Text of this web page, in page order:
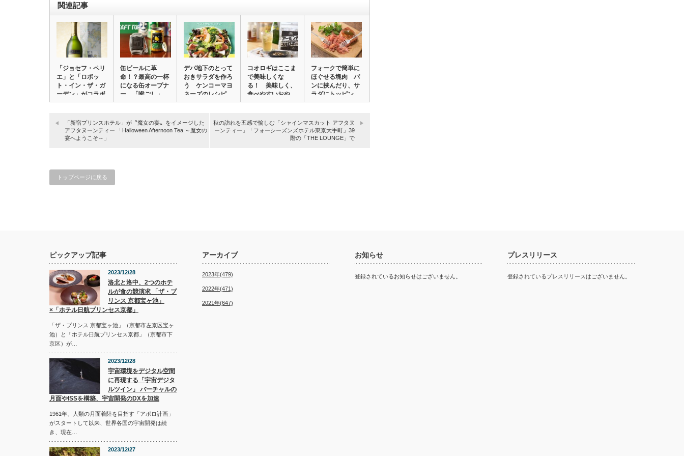
関連記事
「ジョセフ・ペリ
エ」と「ロボッ
ト・イン・ザ・ガ
ーデン」がコラボ
…
缶ビールに革
命！？最高の一杯
になる缶オープナ
ー 「喉ごし」
「香り…
デパ地下のとって
おきサラダを作ろ
う ケンコーマヨ
ネーズのレシピ
本…
コオロギはここま
で美味しくな
る！ 美味しく、
食べやすいおや
つ、「…
フォークで簡単に
ほぐせる塊肉 パ
ンに挟んだり、サ
ラダにトッピン
グ…
「新宿プリンスホテル」が〝魔女の宴〟をイメージした
アフタヌーンティー 「Halloween Afternoon Tea ～魔女の
宴へようこそ～」
秋の訪れを五感で愉しむ「シャインマスカット アフタヌ
ーンティー」「フォーシーズンズホテル東京大手町」39
階の「THE LOUNGE」で
トップページに戻る
ピックアップ記事
2023/12/28
洛北と洛中、2つのホテ
ルが食の競演求 「ザ・プ
リンス 京都宝ヶ池」
×「ホテル日航プリンセス京都」
「ザ・プリンス 京都宝ヶ池」（京都市左京区宝ヶ
池）と「ホテル日航プリンセス京都」（京都市下
京区）が…
2023/12/28
宇宙環境をデジタル空間
に再現する「宇宙デジタ
ルツイン」 バーチャルの
月面やISSを構築、宇宙開発のDXを加速
1961年、人類の月面着陸を目指す「アポロ計画」
がスタートして以来、世界各国の宇宙開発は続
き、現在…
2023/12/27
アーカイブ
2023年(479)
2022年(471)
2021年(647)
お知らせ
登録されているお知らせはございません。
プレスリリース
登録されているプレスリリースはございません。